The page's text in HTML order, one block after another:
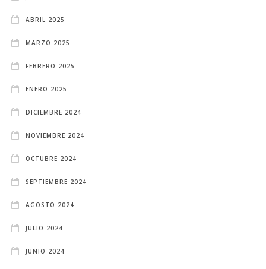
ABRIL 2025
MARZO 2025
FEBRERO 2025
ENERO 2025
DICIEMBRE 2024
NOVIEMBRE 2024
OCTUBRE 2024
SEPTIEMBRE 2024
AGOSTO 2024
JULIO 2024
JUNIO 2024